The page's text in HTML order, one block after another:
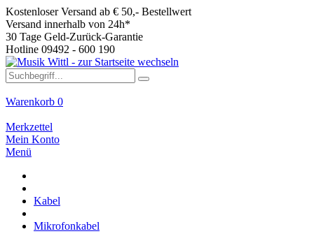
Kostenloser Versand ab € 50,- Bestellwert
Versand innerhalb von 24h*
30 Tage Geld-Zurück-Garantie
Hotline 09492 - 600 190
Warenkorb 0
Merkzettel
Mein Konto
Menü
Kabel
Mikrofonkabel